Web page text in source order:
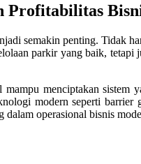
Profitabilitas
semakin penting. Tidak
parkir yang baik, tetapi
menciptakan sistem
modern seperti barrier
operasional bisnis